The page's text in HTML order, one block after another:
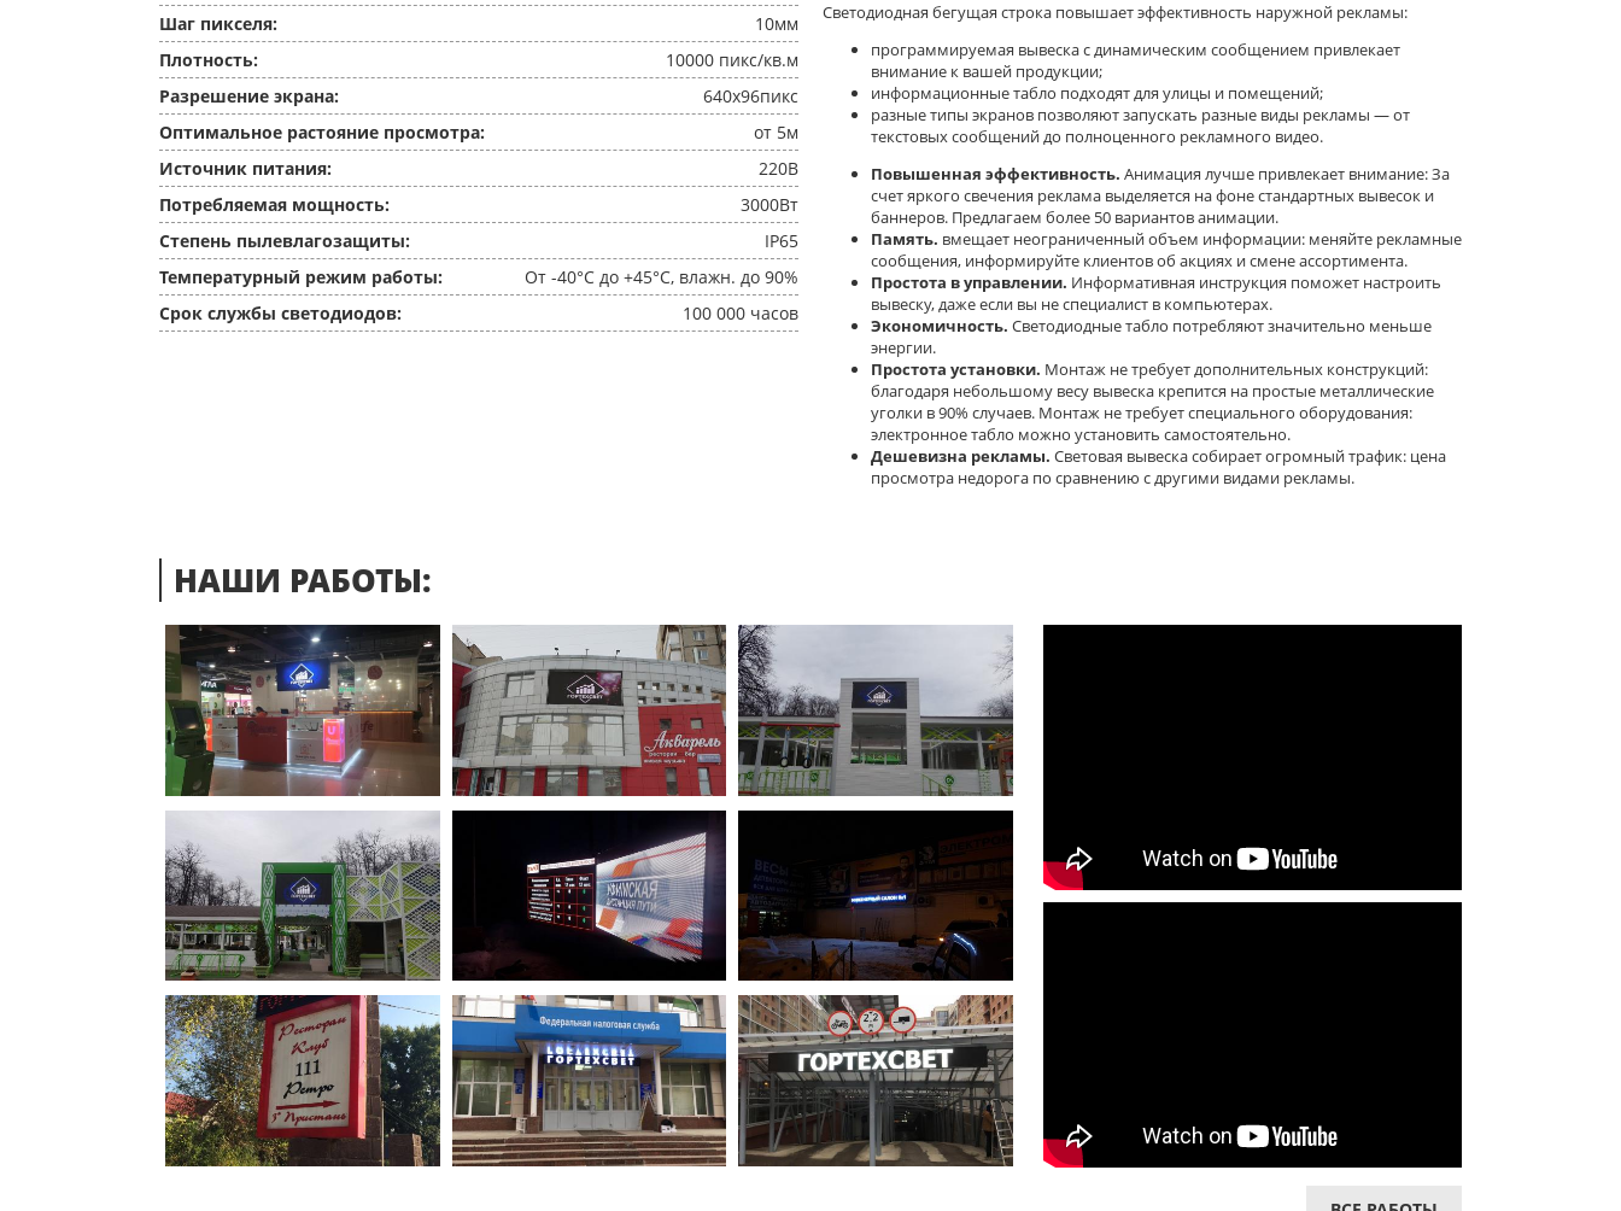
Шаг пикселя:
10мм
Плотность:
10000 пикс/кв.м
Разрешение экрана:
640x96пикс
Оптимальное растояние просмотра:
от 5м
Источник питания:
220В
Потребляемая мощность:
3000Вт
Степень пылевлагозащиты:
IP65
Температурный режим работы:
От -40°C до +45°C, влажн. до 90%
Срок службы светодиодов:
100 000 часов
Светодиодная бегущая строка повышает эффективность наружной рекламы:
программируемая вывеска с динамическим сообщением привлекает
внимание к вашей продукции;
информационные табло подходят для улицы и помещений;
разные типы экранов позволяют запускать разные виды рекламы — от
текстовых сообщений до полноценного рекламного видео.
Повышенная эффективность. Анимация лучше привлекает внимание: За
счет яркого свечения реклама выделяется на фоне стандартных вывесок и
баннеров. Предлагаем более 50 вариантов анимации.
Память. вмещает неограниченный объем информации: меняйте рекламные
сообщения, информируйте клиентов об акциях и смене ассортимента.
Простота в управлении. Информативная инструкция поможет настроить
вывеску, даже если вы не специалист в компьютерах.
Экономичность. Светодиодные табло потребляют значительно меньше
энергии.
Простота установки. Монтаж не требует дополнительных конструкций:
благодаря небольшому весу вывеска крепится на простые металлические
уголки в 90% случаев. Монтаж не требует специального оборудования:
электронное табло можно установить самостоятельно.
Дешевизна рекламы. Световая вывеска собирает огромный трафик: цена
просмотра недорога по сравнению с другими видами рекламы.
НАШИ РАБОТЫ: